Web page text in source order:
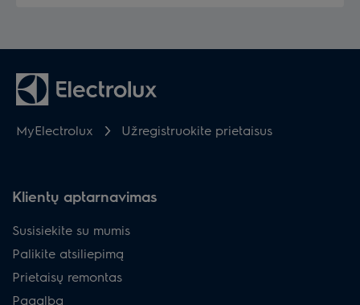
MyElectrolux Užregistruokite prietaisus
Klientų aptarnavimas
Susisiekite su mumis
Palikite atsiliepimą
Prietaisų remontas
Pagalba